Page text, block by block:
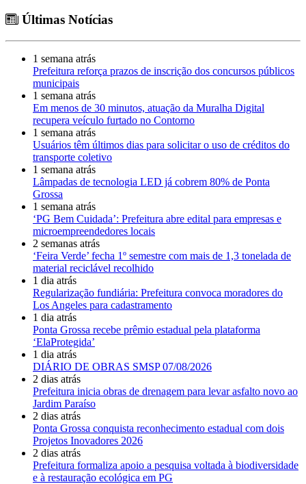
Últimas Notícias
1 semana atrás
Prefeitura reforça prazos de inscrição dos concursos públicos
municipais
1 semana atrás
Em menos de 30 minutos, atuação da Muralha Digital
recupera veículo furtado no Contorno
1 semana atrás
Usuários têm últimos dias para solicitar o uso de créditos do
transporte coletivo
1 semana atrás
Lâmpadas de tecnologia LED já cobrem 80% de Ponta
Grossa
1 semana atrás
‘PG Bem Cuidada’: Prefeitura abre edital para empresas e
microempreendedores locais
2 semanas atrás
‘Feira Verde’ fecha 1º semestre com mais de 1,3 tonelada de
material reciclável recolhido
1 dia atrás
Regularização fundiária: Prefeitura convoca moradores do
Los Angeles para cadastramento
1 dia atrás
Ponta Grossa recebe prêmio estadual pela plataforma
‘ElaProtegida’
1 dia atrás
DIÁRIO DE OBRAS SMSP 07/08/2026
2 dias atrás
Prefeitura inicia obras de drenagem para levar asfalto novo ao
Jardim Paraíso
2 dias atrás
Ponta Grossa conquista reconhecimento estadual com dois
Projetos Inovadores 2026
2 dias atrás
Prefeitura formaliza apoio a pesquisa voltada à biodiversidade
e à restauração ecológica em PG